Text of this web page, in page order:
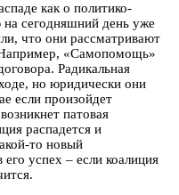
как о политико-
сегодняшний день уже
что они рассматривают
«Самопомощь»
Радикальная
но юридически они
если произойдет
патовая
распадется и
то новый
успех – если коалиция